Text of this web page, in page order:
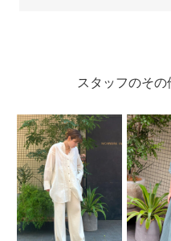
スタッフのその